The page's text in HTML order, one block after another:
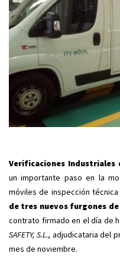
Verificaciones Industriales
un importante paso en la
móviles de inspección técnica
de tres nuevos furgones
contrato firmado en el día de
SAFETY, S.L., adjudicataria del
mes de noviembre.